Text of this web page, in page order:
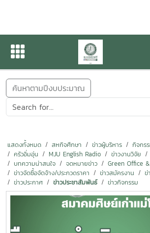
ข่าวสารกิจกรรม
ข่าวสารกิจกรรม
ค้นหาตามปีงบประมาณ
แสดงทั้งหมด สหกิจศึกษา ข่าวผู้บริหาร
กิจกร
ครัวอิ่มอุ่น
MJU English Radio ข่าวงานวิจัย
บทความน่าสนใจ
จดหมายข่าว
Green Office
ข่าวจัดซื้อจัดจ้าง/ประกวดราคา
ข่าวสมัครงาน
ข่
ข่าวประกาศ
ข่าวประชาสัมพันธ์ ข่าวกิจกรรม